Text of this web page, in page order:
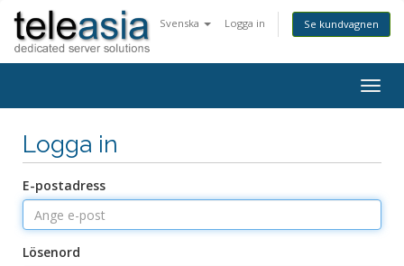
Svenska Logga in Se kundvagnen
Logga in
E-postadress
Lösenord